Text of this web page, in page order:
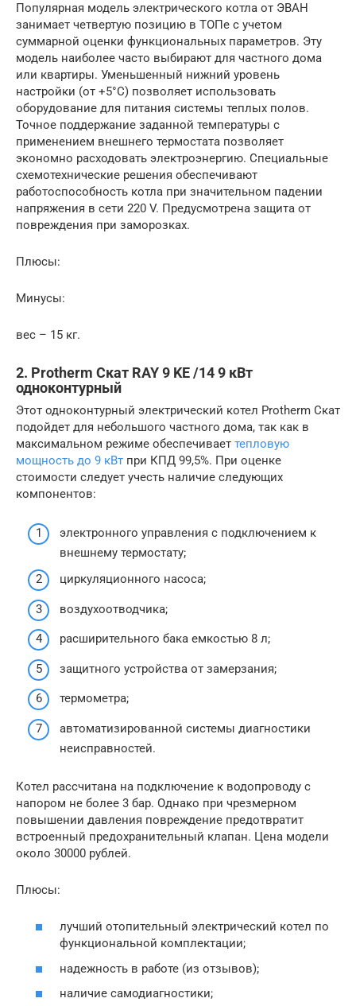
Популярная модель электрического котла от ЭВАН
занимает четвертую позицию в ТОПе с учетом
суммарной оценки функциональных параметров. Эту
модель наиболее часто выбирают для частного дома
или квартиры. Уменьшенный нижний уровень
настройки (от +5°C) позволяет использовать
оборудование для питания системы теплых полов.
Точное поддержание заданной температуры с
применением внешнего термостата позволяет
экономно расходовать электроэнергию. Специальные
схемотехнические решения обеспечивают
работоспособность котла при значительном падении
напряжения в сети 220 V. Предусмотрена защита от
повреждения при заморозках.
Плюсы:
Минусы:
вес – 15 кг.
2. Protherm Скат RAY 9 KE /14 9 кВт
одноконтурный
Этот одноконтурный электрический котел Protherm Скат
подойдет для небольшого частного дома, так как в
максимальном режиме обеспечивает тепловую
мощность до 9 кВт при КПД 99,5%. При оценке
стоимости следует учесть наличие следующих
компонентов:
электронного управления с подключением к
внешнему термостату;
циркуляционного насоса;
воздухоотводчика;
расширительного бака емкостью 8 л;
защитного устройства от замерзания;
термометра;
автоматизированной системы диагностики
неисправностей.
Котел рассчитана на подключение к водопроводу с
напором не более 3 бар. Однако при чрезмерном
повышении давления повреждение предотвратит
встроенный предохранительный клапан. Цена модели
около 30000 рублей.
Плюсы:
лучший отопительный электрический котел по
функциональной комплектации;
надежность в работе (из отзывов);
наличие самодиагностики;